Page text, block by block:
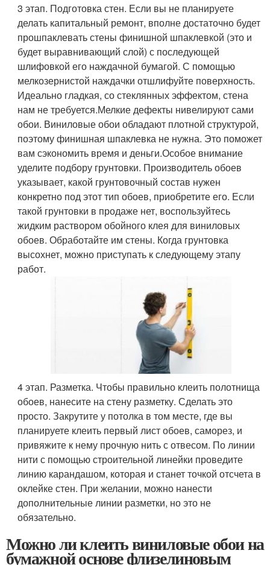
3 этап. Подготовка стен. Если вы не планируете
делать капитальный ремонт, вполне достаточно будет
прошпаклевать стены финишной шпаклевкой (это и
будет выравнивающий слой) с последующей
шлифовкой его наждачной бумагой. С помощью
мелкозернистой наждачки отшлифуйте поверхность.
Идеально гладкая, со стеклянных эффектом, стена
нам не требуется.Мелкие дефекты нивелируют сами
обои. Виниловые обои обладают плотной структурой,
поэтому финишная шпаклевка не нужна. Это поможет
вам сэкономить время и деньги.Особое внимание
уделите подбору грунтовки. Производитель обоев
указывает, какой грунтовочный состав нужен
конкретно под этот тип обоев, приобретите его. Если
такой грунтовки в продаже нет, воспользуйтесь
жидким раствором обойного клея для виниловых
обоев. Обработайте им стены. Когда грунтовка
высохнет, можно приступать к следующему этапу
работ.
4 этап. Разметка. Чтобы правильно клеить полотнища
обоев, нанесите на стену разметку. Сделать это
просто. Закрутите у потолка в том месте, где вы
планируете клеить первый лист обоев, саморез, и
привяжите к нему прочную нить с отвесом. По линии
нити с помощью строительной линейки проведите
линию карандашом, которая и станет точкой отсчета в
оклейке стен. При желании, можно нанести
дополнительные линии разметки, но это не
обязательно.
Можно ли клеить виниловые обои на
бумажной основе флизелиновым